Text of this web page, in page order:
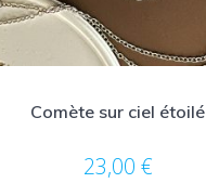
Comète sur ciel étoilé
23,00 €